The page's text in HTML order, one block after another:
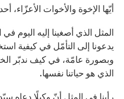
أيّها الإخوة والأخوات الأعزّاء،
يدعونا إلى التأمّل في كيفية
وبصورة عامّة، في كيف ندبّر
الذي هو حياتنا نفسها.
رأينا في المثل أنّ وكيلًا دعاه